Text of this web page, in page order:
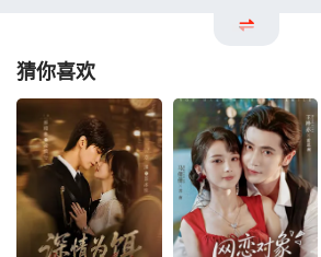
猜你喜欢